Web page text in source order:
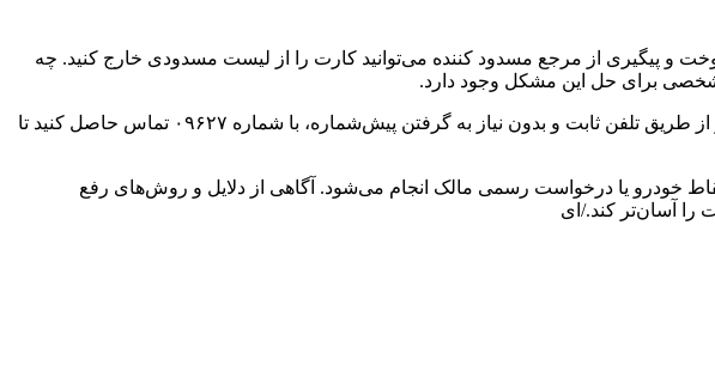
پیگیری از مرجع مسدود کننده می‌توانید کارت را از لیست مسدودی خارج کنید. چه
مشخصی برای حل این مشکل وجود دارد.
در صورت هرگونه سؤال یا ابهام در مورد فعال‌سازی کارت سوخت مسدود شده، می‌توانید در هر ساعت از شبانه‌روز از طریق تلفن ثابت و بدون نیاز به گرفتن پیش‌شماره، با شماره ۰۹۶۲۷ تماس حاصل کنید تا
خودرو یا درخواست رسمی مالک انجام می‌شود. آگاهی از دلایل و روش‌های رفع
آسان‌تر کند./ای